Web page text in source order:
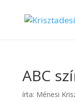
ABC
írta: Ménesi